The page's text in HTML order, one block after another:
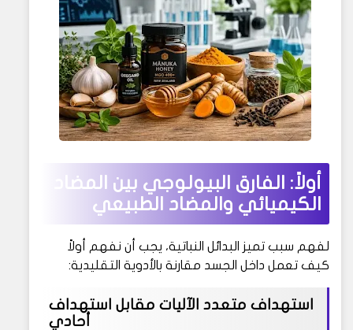
أولاً: الفارق البيولوجي بين المضاد
الكيميائي والمضاد الطبيعي
لفهم سبب تميز البدائل النباتية، يجب أن نفهم أولاً
كيف تعمل داخل الجسد مقارنة بالأدوية التقليدية:
استهداف متعدد الآليات مقابل استهداف
أحادي